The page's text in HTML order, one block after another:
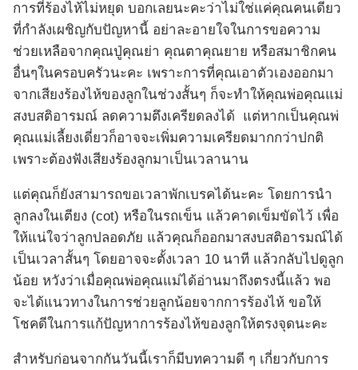
การที่ร้องไห้ไม่หยุด บอกเลยนะคะว่าไม่ใช่แค่คุณคนเดียว
ที่กำลังเผชิญกับปัญหานี้ อย่าละอายใจในการขอความ
ช่วยเหลือจากคุณปู่คุณย่า คุณตาคุณยาย หรือสมาชิกคน
อื่นๆในครอบครัวนะคะ เพราะการที่คุณเอาตัวเองออกมา
จากเสียงร้องไห้ของลูกในช่วงสั้นๆ ก็จะทำให้คุณพ่อคุณแม่
สงบสติอารมณ์ ลดความตึงเครียดลงได้ แต่หากเป็นคุณพ่
คุณแม่เลี้ยงเดี่ยวก็อาจจะเพิ่มความเครียดมากกว่าปกติ
เพราะต้องฟังเสียงร้องลูกมาเป็นเวลานาน
แต่คุณก็ยังสามารถขอเวลาพักเบรคได้นะคะ โดยการนำ
ลูกลงในเตียง (cot) หรือในรถเข็น แล้วคาดเข็มขัดไว้ เพื่อ
ให้แน่ใจว่าลูกปลอดภัย แล้วคุณก็ออกมาสงบสติอารมณ์ได้
เป็นเวลาสั้นๆ โดยอาจจะตั้งเวลา 10 นาที แล้วกลับไปดูลูก
น้อย หวังว่าเมื่อคุณพ่อคุณแม่ได้อ่านมาถึงตรงนี้แล้ว พอ
จะได้แนวทางในการช่วยลูกน้อยจากการร้องไห้ ขอให้
โชคดีในการแก้ปัญหาการร้องไห้ของลูกให้ตรงจุดนะคะ
สำหรับก่อนจากกันวันนี้เราก็มีบทความดี ๆ เกี่ยวกับการ